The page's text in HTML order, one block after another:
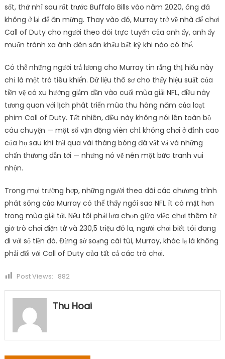
sốt, thứ nhì sau rốt trước Buffalo Bills vào năm 2020, ông đã
không ở lại để ăn mừng. Thay vào đó, Murray trở về nhà để chơi
Call of Duty cho người theo dõi trực tuyến của anh ấy, anh ấy
muốn tránh xa ánh đèn sân khấu bất kỳ khi nào có thể.
Có thể những người trả lương cho Murray tin rằng thị hiếu này
chỉ là một trò tiêu khiển. Dữ liệu thô sơ cho thấy hiệu suất của
tiền vệ có xu hướng giảm dần vào cuối mùa giải NFL, điều này
tương quan với lịch phát triển mùa thu hàng năm của loạt
phim Call of Duty. Tất nhiên, điều này không nói lên toàn bộ
câu chuyện — một số vận động viên chỉ không chơi ở đỉnh cao
của họ sau khi trải qua vài tháng bóng đá vất vả và những
chấn thương dẫn tới — nhưng nó vẽ nên một bức tranh vui
nhộn.
Trong mọi trường hợp, những người theo dõi các chương trình
phát sóng của Murray có thể thấy ngôi sao NFL ít có mặt hơn
trong mùa giải tới. Nếu tôi phải lựa chọn giữa việc chơi thêm tứ
giờ trò chơi điện tử và 230,5 triệu đô la, người chơi biết tôi đang
đi với số tiền đó. Đừng sờ soạng cái túi, Murray, khác lạ là không
phải đối với Call of Duty của tất cả các trò chơi.
Post Views: 882
Thu Hoai